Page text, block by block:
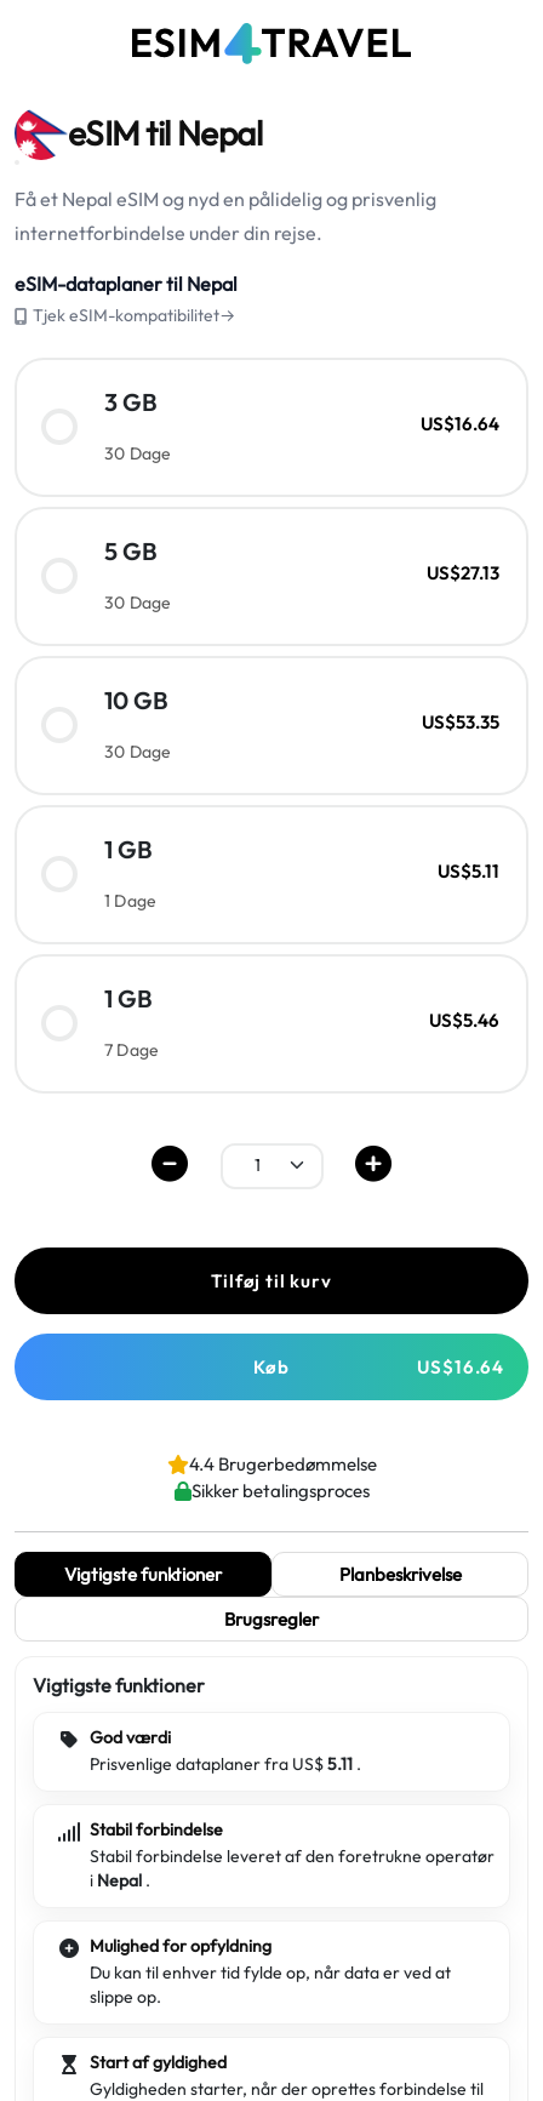
eSIM til Nepal
Få et Nepal eSIM og nyd en pålidelig og prisvenlig
internetforbindelse under din rejse.
eSIM-dataplaner til Nepal
Tjek eSIM-kompatibilitet→
3 GB
30 Dage
US$16.64
5 GB
30 Dage
US$27.13
10 GB
30 Dage
US$53.35
1 GB
1 Dage
US$5.11
1 GB
7 Dage
US$5.46
Tilføj til kurv
Køb US$16.64
4.4 Brugerbedømmelse
Sikker betalingsproces
Vigtigste funktioner
Planbeskrivelse
Brugsregler
Vigtigste funktioner
God værdi
Prisvenlige dataplaner fra US$5.11 .
Stabil forbindelse
Stabil forbindelse leveret af den foretrukne operatør
i Nepal .
Mulighed for opfyldning
Du kan til enhver tid fylde op, når data er ved at
slippe op.
Start af gyldighed
Gyldigheden starter, når der oprettes forbindelse til